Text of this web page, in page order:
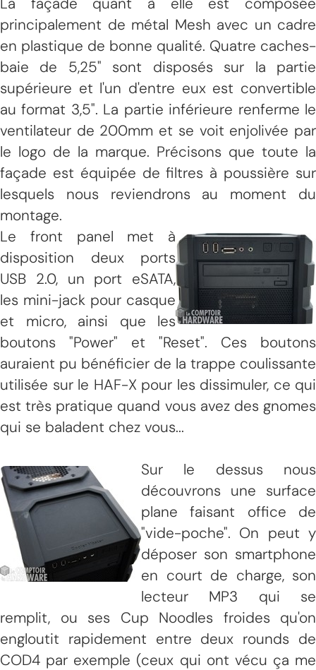
principalement de métal Mesh avec un cadre
en plastique de bonne qualité. Quatre caches-
baie de 5,25" sont disposés sur la partie
supérieure et l'un d'entre eux est convertible
au format 3,5". La partie inférieure renferme le
ventilateur de 200mm et se voit enjolivée par
le logo de la marque. Précisons que toute la
façade est équipée de filtres à poussière sur
lesquels nous reviendrons au moment du
montage.
Le front panel met à
disposition deux ports
USB 2.0, un port eSATA,
les mini-jack pour casque
et micro, ainsi que les
boutons "Power" et "Reset". Ces boutons
auraient pu bénéficier de la trappe coulissante
utilisée sur le HAF-X pour les dissimuler, ce qui
est très pratique quand vous avez des gnomes
qui se baladent chez vous...
Sur le dessus nous
découvrons une surface
plane faisant office de
"vide-poche". On peut y
déposer son smartphone
en court de charge, son
lecteur MP3 qui se
remplit, ou ses Cup Noodles froides qu'on
engloutit rapidement entre deux rounds de
COD4 par exemple (ceux qui ont vécu ça me